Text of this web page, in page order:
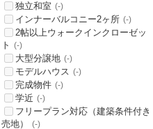
独立和室 (-)
インナーバルコニー2ヶ所 (-)
2帖以上ウォークインクローゼッ
ト
(-)
大型分譲地 (-)
モデルハウス (-)
完成物件 (-)
学近 (-)
フリープラン対応（建築条件付き
売地）
(-)